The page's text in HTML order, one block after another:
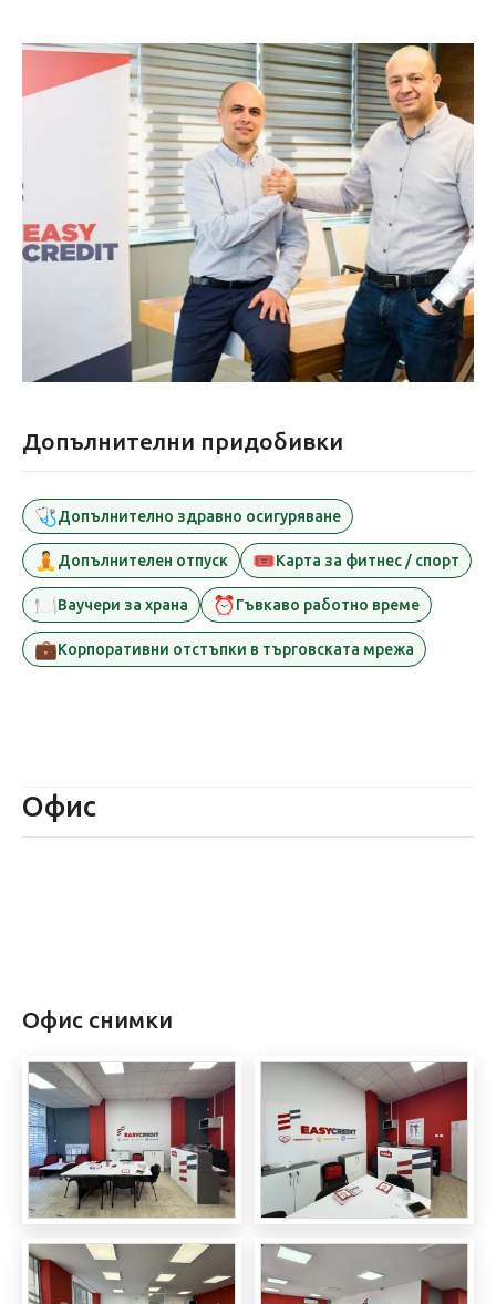
Допълнителни придобивки
🩺Допълнително здравно осигуряване
🧘 Допълнителен отпуск 🎟️Карта за фитнес / спорт
🍽️Ваучери за храна ⏰Гъвкаво работно време
💼Корпоративни отстъпки в търговската мрежа
Офис
Офис снимки